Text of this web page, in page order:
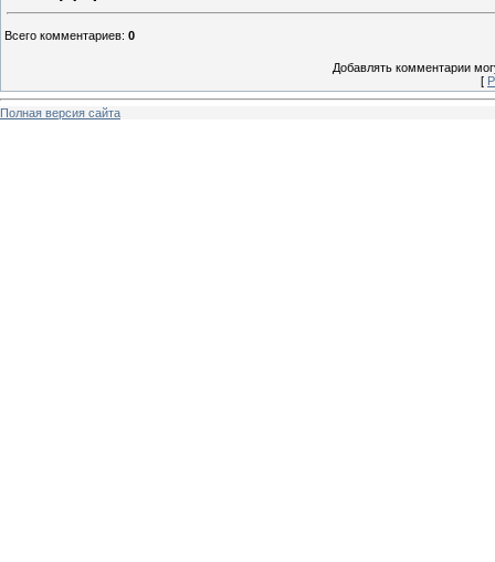
Всего комментариев: 0
Добавлять комментарии
[
Полная версия сайта